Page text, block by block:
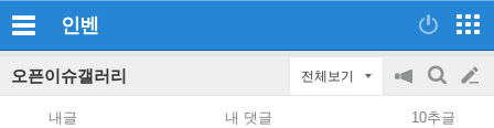
인벤
오픈이슈갤러리 전체보기
공
지
검
색
글
내글 내 댓글 10추글